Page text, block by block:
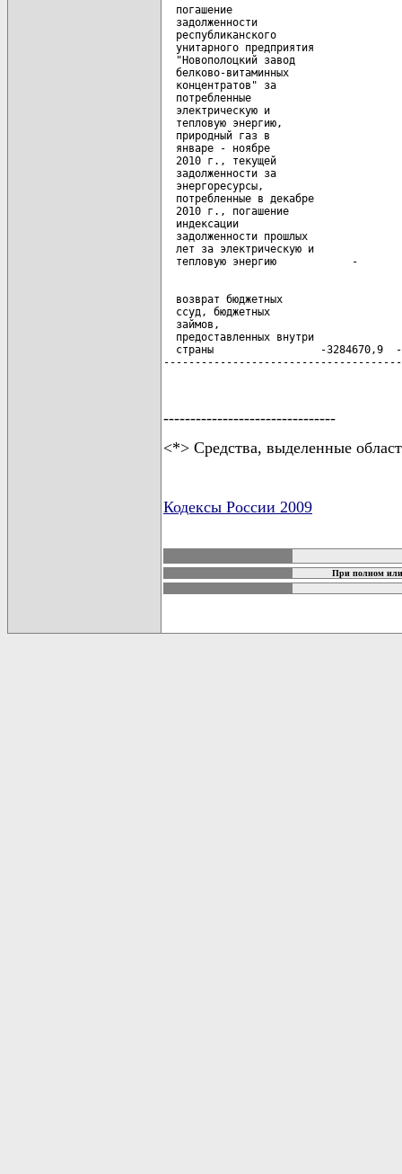
  погашение
  задолженности
  республиканского
  унитарного предприятия
  "Новополоцкий завод
  белково-витаминных
  концентратов" за
  потребленные
  электрическую и
  тепловую энергию,
  природный газ в
  январе - ноябре
  2010 г., текущей
  задолженности за
  энергоресурсы,
  потребленные в декабре
  2010 г., погашение
  индексации
  задолженности прошлых
  лет за электрическую и
  возврат бюджетных
  ссуд, бюджетных
  займов,
  предоставленных внутри
страны                 -3284670,9
--------------------------------
<*> Средства, выделенные
Кодексы России 2009
При полном или